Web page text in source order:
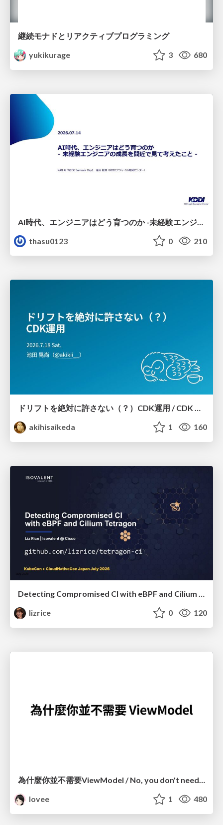
継続モナドとリアクティブプログラミング
yukikurage
3 680
thasu0123
0 210
ドリフトを絶対に許さない（？）CDK運用 / CDK Ops with Zero Tolerance for Drifts (?)
akihisaikeda
1 160
Detecting Compromised CI with eBPF and Cilium Tetragon
lizrice
0 120
lovee
1 480